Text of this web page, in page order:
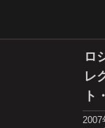
ロ
レ
ト